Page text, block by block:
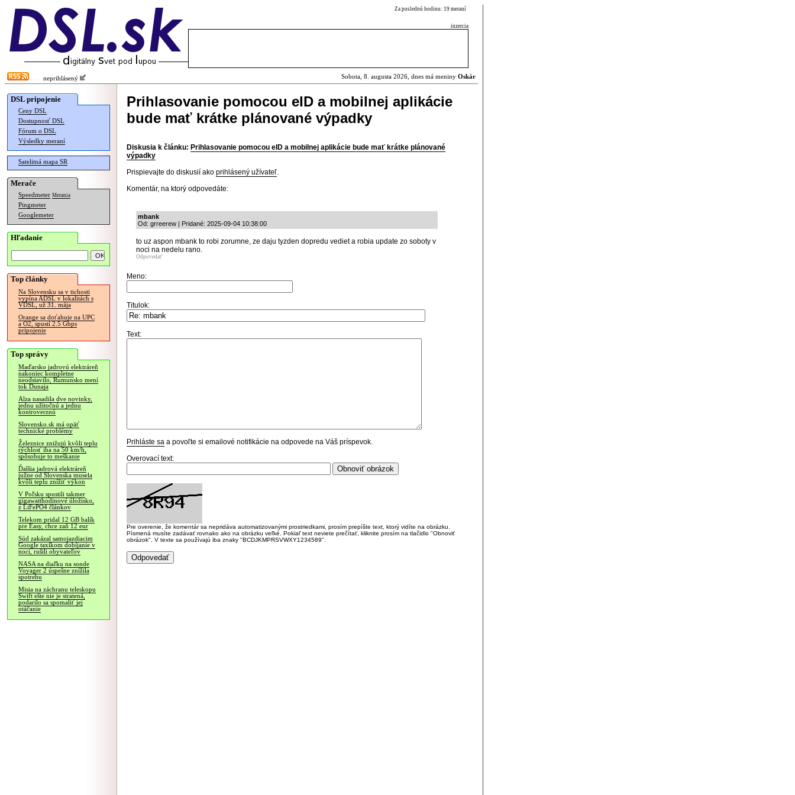
Za poslednú hodinu: 19 meraní
inzercia
neprihlásený Sobota, 8. augusta 2026, dnes má meniny Oskár
DSL pripojenie
Ceny DSL
Dostupnosť DSL
Fórum o DSL
Výsledky meraní
Satelitná mapa SR
Merače
Speedmeter Merania
Pingmeter
Googlemeter
Hľadanie
Top články
Na Slovensku sa v tichosti
vypína ADSL v lokalitách s
VDSL, už 31. mája
Orange sa doťahuje na UPC
a O2, spustí 2.5 Gbps
pripojenie
Top správy
Maďarsko jadrovú elektráreň
nakoniec kompletne
neodstavilo, Rumunsko mení
tok Dunaja
Alza nasadila dve novinky,
jednu užitočnú a jednu
kontroverznú
Slovensko.sk má opäť
technické problémy
Železnice znižujú kvôli teplu
rýchlosť iba na 50 km/h,
spôsobuje to meškanie
Ďalšia jadrová elektráreň
južne od Slovenska musela
kvôli teplu znížiť výkon
V Poľsku spustili takmer
gigawatthodinové úložisko,
z LiFePO4 článkov
Telekom pridal 12 GB balík
pre Easy, chce zaň 12 eur
Súd zakázal samojazdiacim
Google taxíkom dobíjanie v
noci, rušili obyvateľov
NASA na diaľku na sonde
Voyager 2 úspešne znížila
spotrebu
Misia na záchranu teleskopu
Swift ešte nie je stratená,
podarilo sa spomaliť jej
otáčanie
Prihlasovanie pomocou eID a mobilnej aplikácie
bude mať krátke plánované výpadky
Diskusia k článku: Prihlasovanie pomocou eID a mobilnej aplikácie bude mať krátke plánované
výpadky
Prispievajte do diskusií ako prihlásený užívateľ.
Komentár, na ktorý odpovedáte:
mbank
Od: grreerew | Pridané: 2025-09-04 10:38:00
to uz aspon mbank to robi zorumne, ze daju tyzden dopredu vediet a robia update zo soboty v
noci na nedelu rano.
Odpovedať
Meno:
Titulok:
Text:
Prihláste sa a povoľte si emailové notifikácie na odpovede na Váš príspevok.
Overovací text:
Pre overenie, že komentár sa nepridáva automatizovanými prostriedkami, prosím prepíšte text, ktorý vidíte na obrázku.
Písmená musíte zadávať rovnako ako na obrázku veľké. Pokiaľ text neviete prečítať, kliknite prosím na tlačidlo "Obnoviť
obrázok". V texte sa používajú iba znaky "BCDJKMPRSVWXY1234589".